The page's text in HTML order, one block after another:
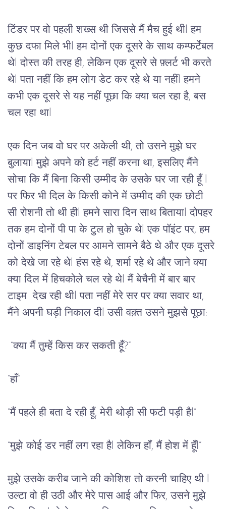
टिंडर पर वो पहली शख्स थी जिससे मैं मैच हुई थी l हम
कुछ दफा मिले भी l हम दोनों एक दूसरे के साथ कम्फर्टेबल
थे l दोस्त की तरह ही, लेकिन एक दूसरे से फ़्लर्ट भी करते
थे l पता नहीं कि हम लोग डेट कर रहे थे या नहीं l हमने
कभी एक दूसरे से यह नहीं पूछा कि क्या चल रहा है, बस
चल रहा था
एक दिन जब वो घर पर अकेली थी, तो उसने मुझे घर
बुलाया l मुझे अपने को हर्ट नहीं करना था, इसलिए मैंने
सोचा कि मैं बिना किसी उम्मीद के उसके घर जा रही हूँ l
पर फिर भी दिल के किसी कोने में उम्मीद की एक छोटी
सी रोशनी तो थी हीl हमने सारा दिन साथ बिताया l दोपहर
तक हम दोनों पी पा के टुल हो चुके थे l एक पॉइंट पर, हम
दोनों डाइनिंग टेबल पर आमने सामने बैठे थे और एक दूसरे
को देखे जा रहे थे l हंस रहे थे, शर्मा रहे थे और जाने क्या
क्या दिल में हिचकोले चल रहे थे l मैं बेचैनी में बार बार
टाइम देख रही थी l पता नहीं मेरे सर पर क्या सवार था,
मैंने अपनी घड़ी निकाल दी l उसी वक़्त उसने मुझसे पूछा:
“क्या मैं तुम्हें किस कर सकती हूँ?”
“हाँ”
“मैं पहले ही बता दे रही हूँ, मेरी थोड़ी सी फटी पड़ी हैl”
“मुझे कोई डर नहीं लग रहा हैl लेकिन हाँ, मैं होश में हूँl”
मुझे उसके करीब जाने की कोशिश तो करनी चाहिए थी
उल्टा वो ही उठी और मेरे पास आई और फिर, उसने मुझे